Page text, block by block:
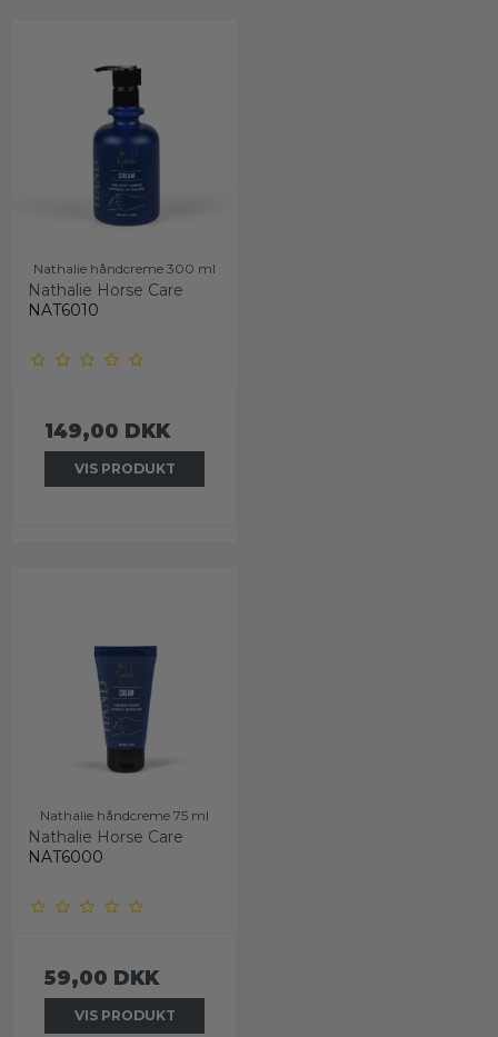
Nathalie håndcreme 300 ml
Nathalie Horse Care
NAT6010
149,00 DKK
VIS PRODUKT
Nathalie håndcreme 75 ml
Nathalie Horse Care
NAT6000
59,00 DKK
VIS PRODUKT